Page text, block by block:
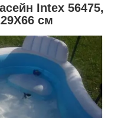
Intex 56475,
см